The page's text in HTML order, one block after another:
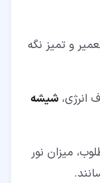
و تمیز نگه
شیشه
میزان نور